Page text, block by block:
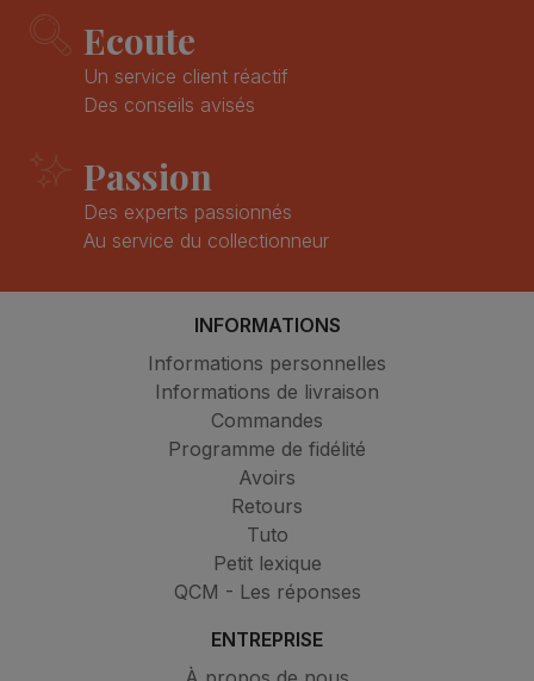
Ecoute
Un service client réactif
Des conseils avisés
Passion
Des experts passionnés
Au service du collectionneur
INFORMATIONS
Informations personnelles
Informations de livraison
Commandes
Programme de fidélité
Avoirs
Retours
Tuto
Petit lexique
QCM - Les réponses
ENTREPRISE